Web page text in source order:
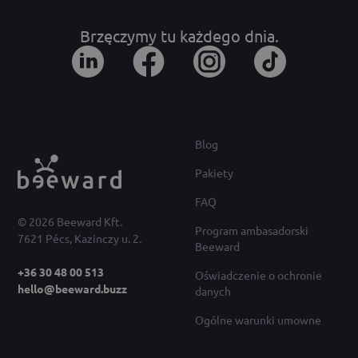
© 2026 Beeward Kft.
7621 Pécs, Kazinczy u. 2.
+36 30 48 00 513
hello@beeward.buzz
Brzęczymy tu każdego dnia.
Blog
Pakiety
FAQ
Program ambasadorski
Beeward
Oświadczenie o ochronie
danych
Ogólne warunki umowne